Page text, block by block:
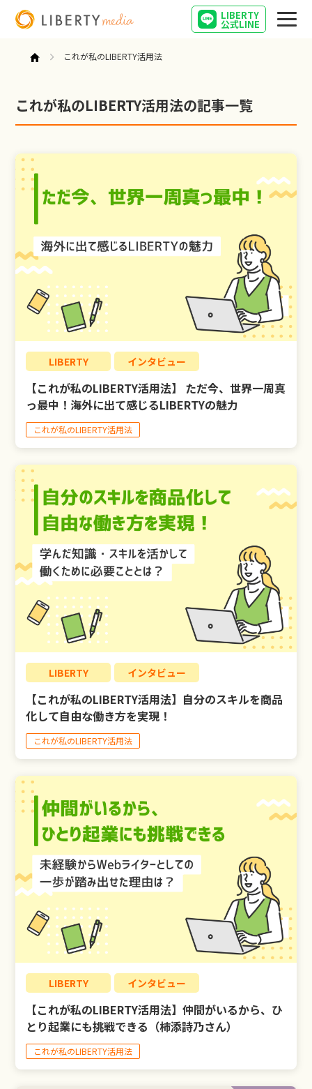
LIBERTY
公式LINE
起業
キャリア
営業女子の気になること
LIBERTY
LIBERTY公式LINE
お問い合わせ
これが私のLIBERTY活用法
これが私のLIBERTY活用法の記事一覧
LIBERTY インタビュー
【これが私のLIBERTY活用法】 ただ今、世界一周真
っ最中！海外に出て感じるLIBERTYの魅力
これが私のLIBERTY活用法
LIBERTY インタビュー
【これが私のLIBERTY活用法】自分のスキルを商品
化して自由な働き方を実現！
これが私のLIBERTY活用法
LIBERTY インタビュー
【これが私のLIBERTY活用法】仲間がいるから、ひ
とり起業にも挑戦できる（柿添詩乃さん）
これが私のLIBERTY活用法